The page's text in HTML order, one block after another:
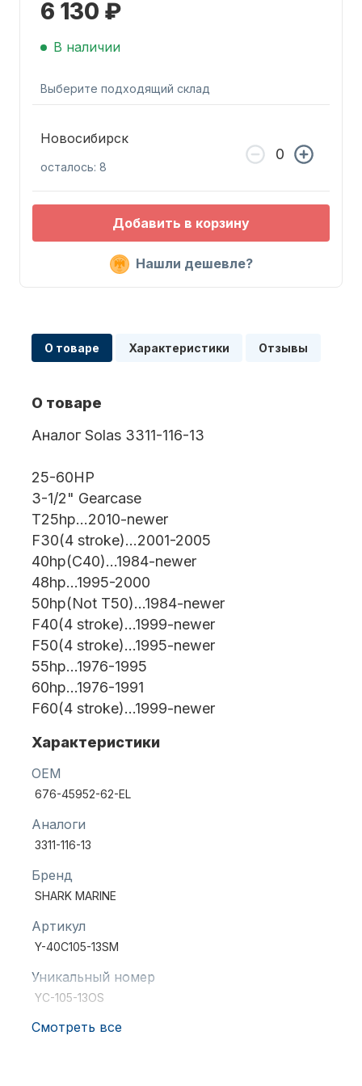
Автохолодильник KYODA
Дистанционное управление
Аксессуары для лодок и
катеров
Подобрать запчасти для
6 130 ₽
В наличии
Выберите подходящий склад
Новосибирск
осталось: 8
Добавить в корзину
Нашли дешевле?
О товаре Характеристики Отзывы
О товаре
Аналог Solas 3311-116-13
25-60HP
3-1/2" Gearcase
T25hp...2010-newer
F30(4 stroke)...2001-2005
40hp(C40)...1984-newer
48hp...1995-2000
50hp(Not T50)...1984-newer
F40(4 stroke)...1999-newer
F50(4 stroke)...1995-newer
55hp...1976-1995
60hp...1976-1991
F60(4 stroke)...1999-newer
Характеристики
OEM
676-45952-62-EL
Аналоги
3311-116-13
Бренд
SHARK MARINE
Артикул
Y-40C105-13SM
Уникальный номер
YC-105-13OS
Смотреть все